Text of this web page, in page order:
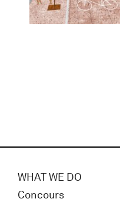
WHAT WE DO
Concours